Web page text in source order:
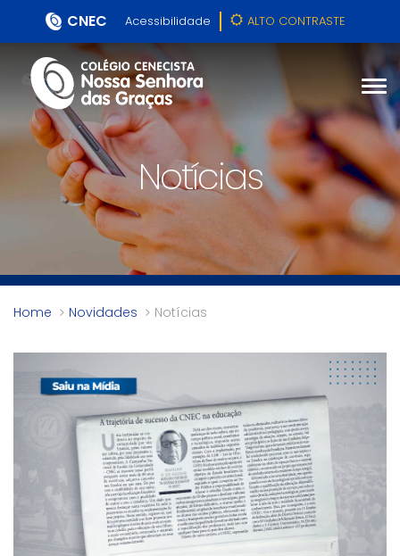
CNEC Acessibilidade ALTO CONTRASTE
Notícias
Home Novidades Notícias